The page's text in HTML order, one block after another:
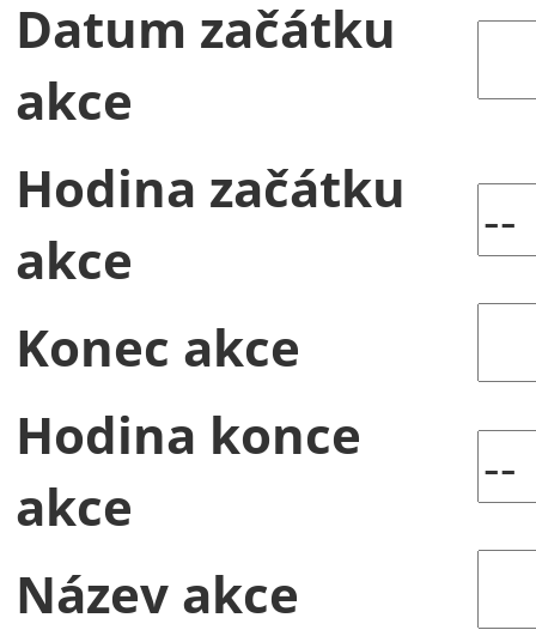
Datum začátku
akce
Hodina začátku
akce
Konec akce
Hodina konce
akce
Název akce